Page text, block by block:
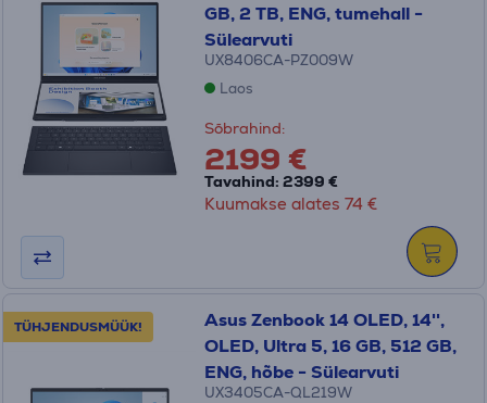
GB, 2 TB, ENG, tumehall -
Sülearvuti
UX8406CA-PZ009W
Laos
Sõbrahind:
2199 €
Tavahind: 2399 €
Kuumakse alates 74 €
TÜHJENDUSMÜÜK!
Asus Zenbook 14 OLED, 14'',
OLED, Ultra 5, 16 GB, 512 GB,
ENG, hõbe - Sülearvuti
UX3405CA-QL219W